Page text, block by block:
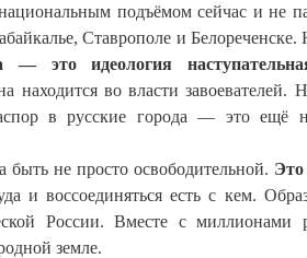
подъёмом сейчас и не
Ставрополе и
— это идеология
находится во власти завоевателей.
в русские города — это ещё
быть не просто освободительной.
и воссоединяться есть с кем.
России. Вместе с миллионами
земле.